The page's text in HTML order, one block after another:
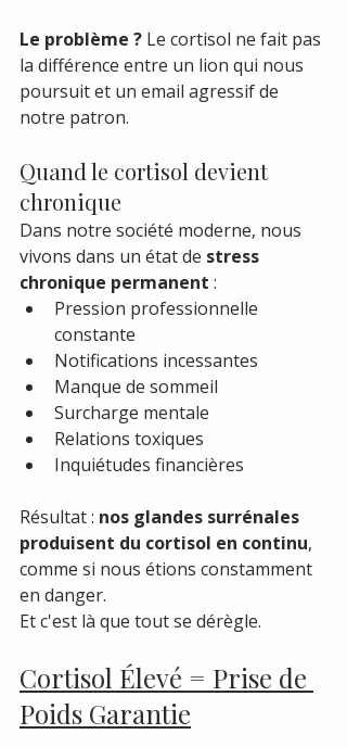
Le problème ? Le cortisol ne fait pas
la différence entre un lion qui nous
poursuit et un email agressif de
notre patron.
Quand le cortisol devient
chronique
Dans notre société moderne, nous
vivons dans un état de stress
chronique permanent :
Pression professionnelle
constante
Notifications incessantes
Manque de sommeil
Surcharge mentale
Relations toxiques
Inquiétudes financières
Résultat : nos glandes surrénales
produisent du cortisol en continu,
comme si nous étions constamment
en danger.
Et c'est là que tout se dérègle.
Cortisol Élevé = Prise de
Poids Garantie